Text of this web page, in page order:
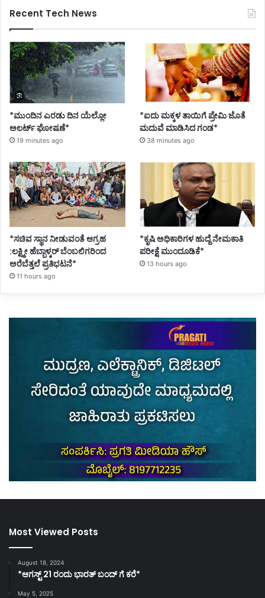
Recent Tech News
*ಮುಂದಿನ ಎರಡು ದಿನ ಯೆಲ್ಲೋ
ಅಲರ್ಟ್ ಘೋಷಣೆ*
19 minutes ago
*ಐದು ಮಕ್ಕಳ ತಾಯಿಗೆ ಪ್ರೇಮಿ ಜೊತೆ
ಮದುವೆ ಮಾಡಿಸಿದ ಗಂಡ*
38 minutes ago
*ಸಚಿವ ಸ್ಥಾನ ನೀಡುವಂತೆ ಆಗ್ರಹ
:ಲಕ್ಷ್ಮೀ ಹೆಬ್ಬಾಳ್ಕರ್ ಬೆಂಬಲಿಗರಿಂದ
ಅರೆಬೆತ್ತಲೆ ಪ್ರತಿಭಟನೆ*
11 hours ago
*ಕೃಷಿ ಅಧಿಕಾರಿಗಳ ಹುದ್ದೆ ನೇಮಕಾತಿ
ಪರೀಕ್ಷೆ ಮುಂದೂಡಿಕೆ*
13 hours ago
Most Viewed Posts
August 18, 2024
*ಆಗಸ್ಟ್ 21 ರಂದು ಭಾರತ್‌ ಬಂದ್‌ ಗೆ ಕರೆ*
May 5, 2025